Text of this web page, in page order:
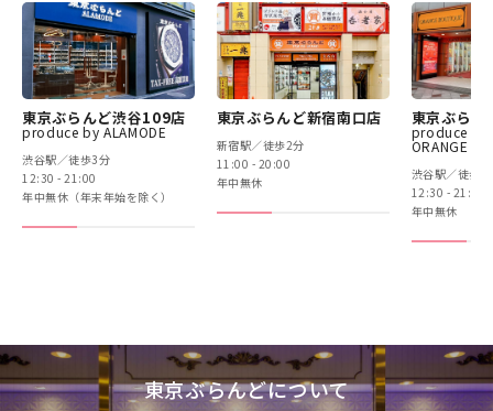
東京ぶらんど渋谷109店
produce by ALAMODE
渋谷駅／徒歩3分
12:30 - 21:00
年中無休（年末年始を除く）
東京ぶらんど新宿南口店
新宿駅／徒歩2分
11:00 - 20:00
年中無休
東京ぶらん
produce by
ORANGE
渋谷駅／徒歩3
12:30 - 21:00
年中無休
東京ぶらんどについて